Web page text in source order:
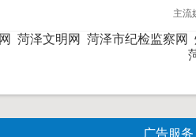
主流
菏泽文明网 菏泽市纪检监察网
广告服务